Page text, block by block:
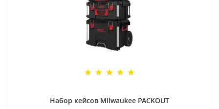
Набор кейсов Milwaukee PACKOUT